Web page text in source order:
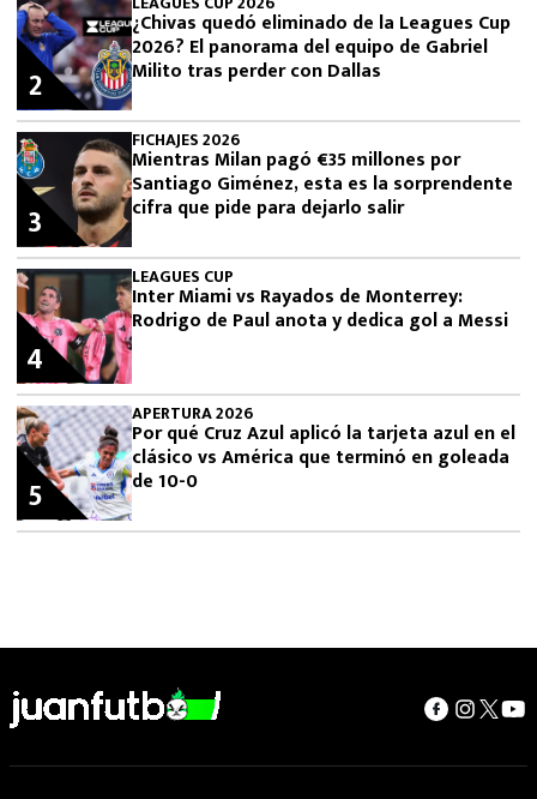
¿Chivas quedó eliminado de la Leagues Cup
2026? El panorama del equipo de Gabriel
Milito tras perder con Dallas
2
FICHAJES 2026
Mientras Milan pagó €35 millones por
Santiago Giménez, esta es la sorprendente
cifra que pide para dejarlo salir
3
LEAGUES CUP
Inter Miami vs Rayados de Monterrey:
Rodrigo de Paul anota y dedica gol a Messi
4
APERTURA 2026
Por qué Cruz Azul aplicó la tarjeta azul en el
clásico vs América que terminó en goleada
de 10-0
5